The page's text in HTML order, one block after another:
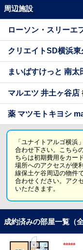
周辺施設
ローソン・スリーエ
クリエイトSD横浜
まいばすけっと 南太
マルエツ 井土ヶ谷店
薬 マツモトキヨシ
「ユナイトアルゴ横浜
合わせ下さい。こちら
ちらは初期費用をカー
場所へのアクセスが便
線保土ケ谷周辺の物件
合わせください。アク
いただきます。
成約済みの部屋一覧（
*****